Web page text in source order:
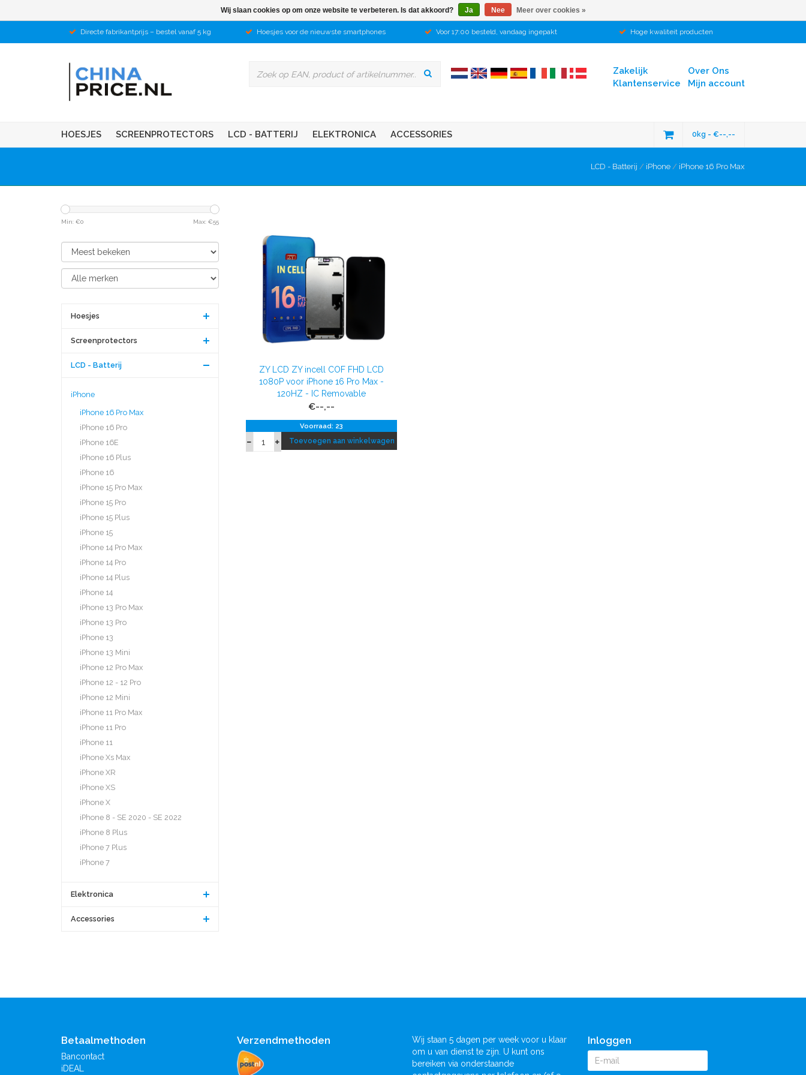
Directe fabrikantprijs – bestel vanaf 5 kg Hoesjes voor de nieuwste smartphones Voor 17:00 besteld, vandaag ingepakt Hoge kwaliteit producten
Over Ons
Mijn account
Zakelijk
Klantenservice
HOESJES SCREENPROTECTORS LCD - BATTERIJ ELEKTRONICA ACCESSORIES 0kg - €--,--
LCD - Batterij / iPhone / iPhone 16 Pro Max
Min: €0 Max: €55
Hoesjes
Screenprotectors
LCD - Batterij
iPhone
iPhone 16 Pro Max
iPhone 16 Pro
iPhone 16E
iPhone 16 Plus
iPhone 16
iPhone 15 Pro Max
iPhone 15 Pro
iPhone 15 Plus
iPhone 15
iPhone 14 Pro Max
iPhone 14 Pro
iPhone 14 Plus
iPhone 14
iPhone 13 Pro Max
iPhone 13 Pro
iPhone 13
iPhone 13 Mini
iPhone 12 Pro Max
iPhone 12 - 12 Pro
iPhone 12 Mini
iPhone 11 Pro Max
iPhone 11 Pro
iPhone 11
iPhone Xs Max
iPhone XR
iPhone XS
iPhone X
iPhone 8 - SE 2020 - SE 2022
iPhone 8 Plus
iPhone 7 Plus
iPhone 7
Elektronica
Accessories
ZY LCD ZY incell COF FHD LCD
1080P voor iPhone 16 Pro Max -
120HZ - IC Removable
€--,--
Voorraad: 23
Toevoegen aan winkelwagen
Betaalmethoden
Bancontact
iDEAL
Verzendmethoden
Wij staan 5 dagen per week voor u klaar
om u van dienst te zijn. U kunt ons
bereiken via onderstaande
Inloggen
Wij slaan cookies op om onze website te verbeteren. Is dat akkoord? Ja Nee Meer over cookies »